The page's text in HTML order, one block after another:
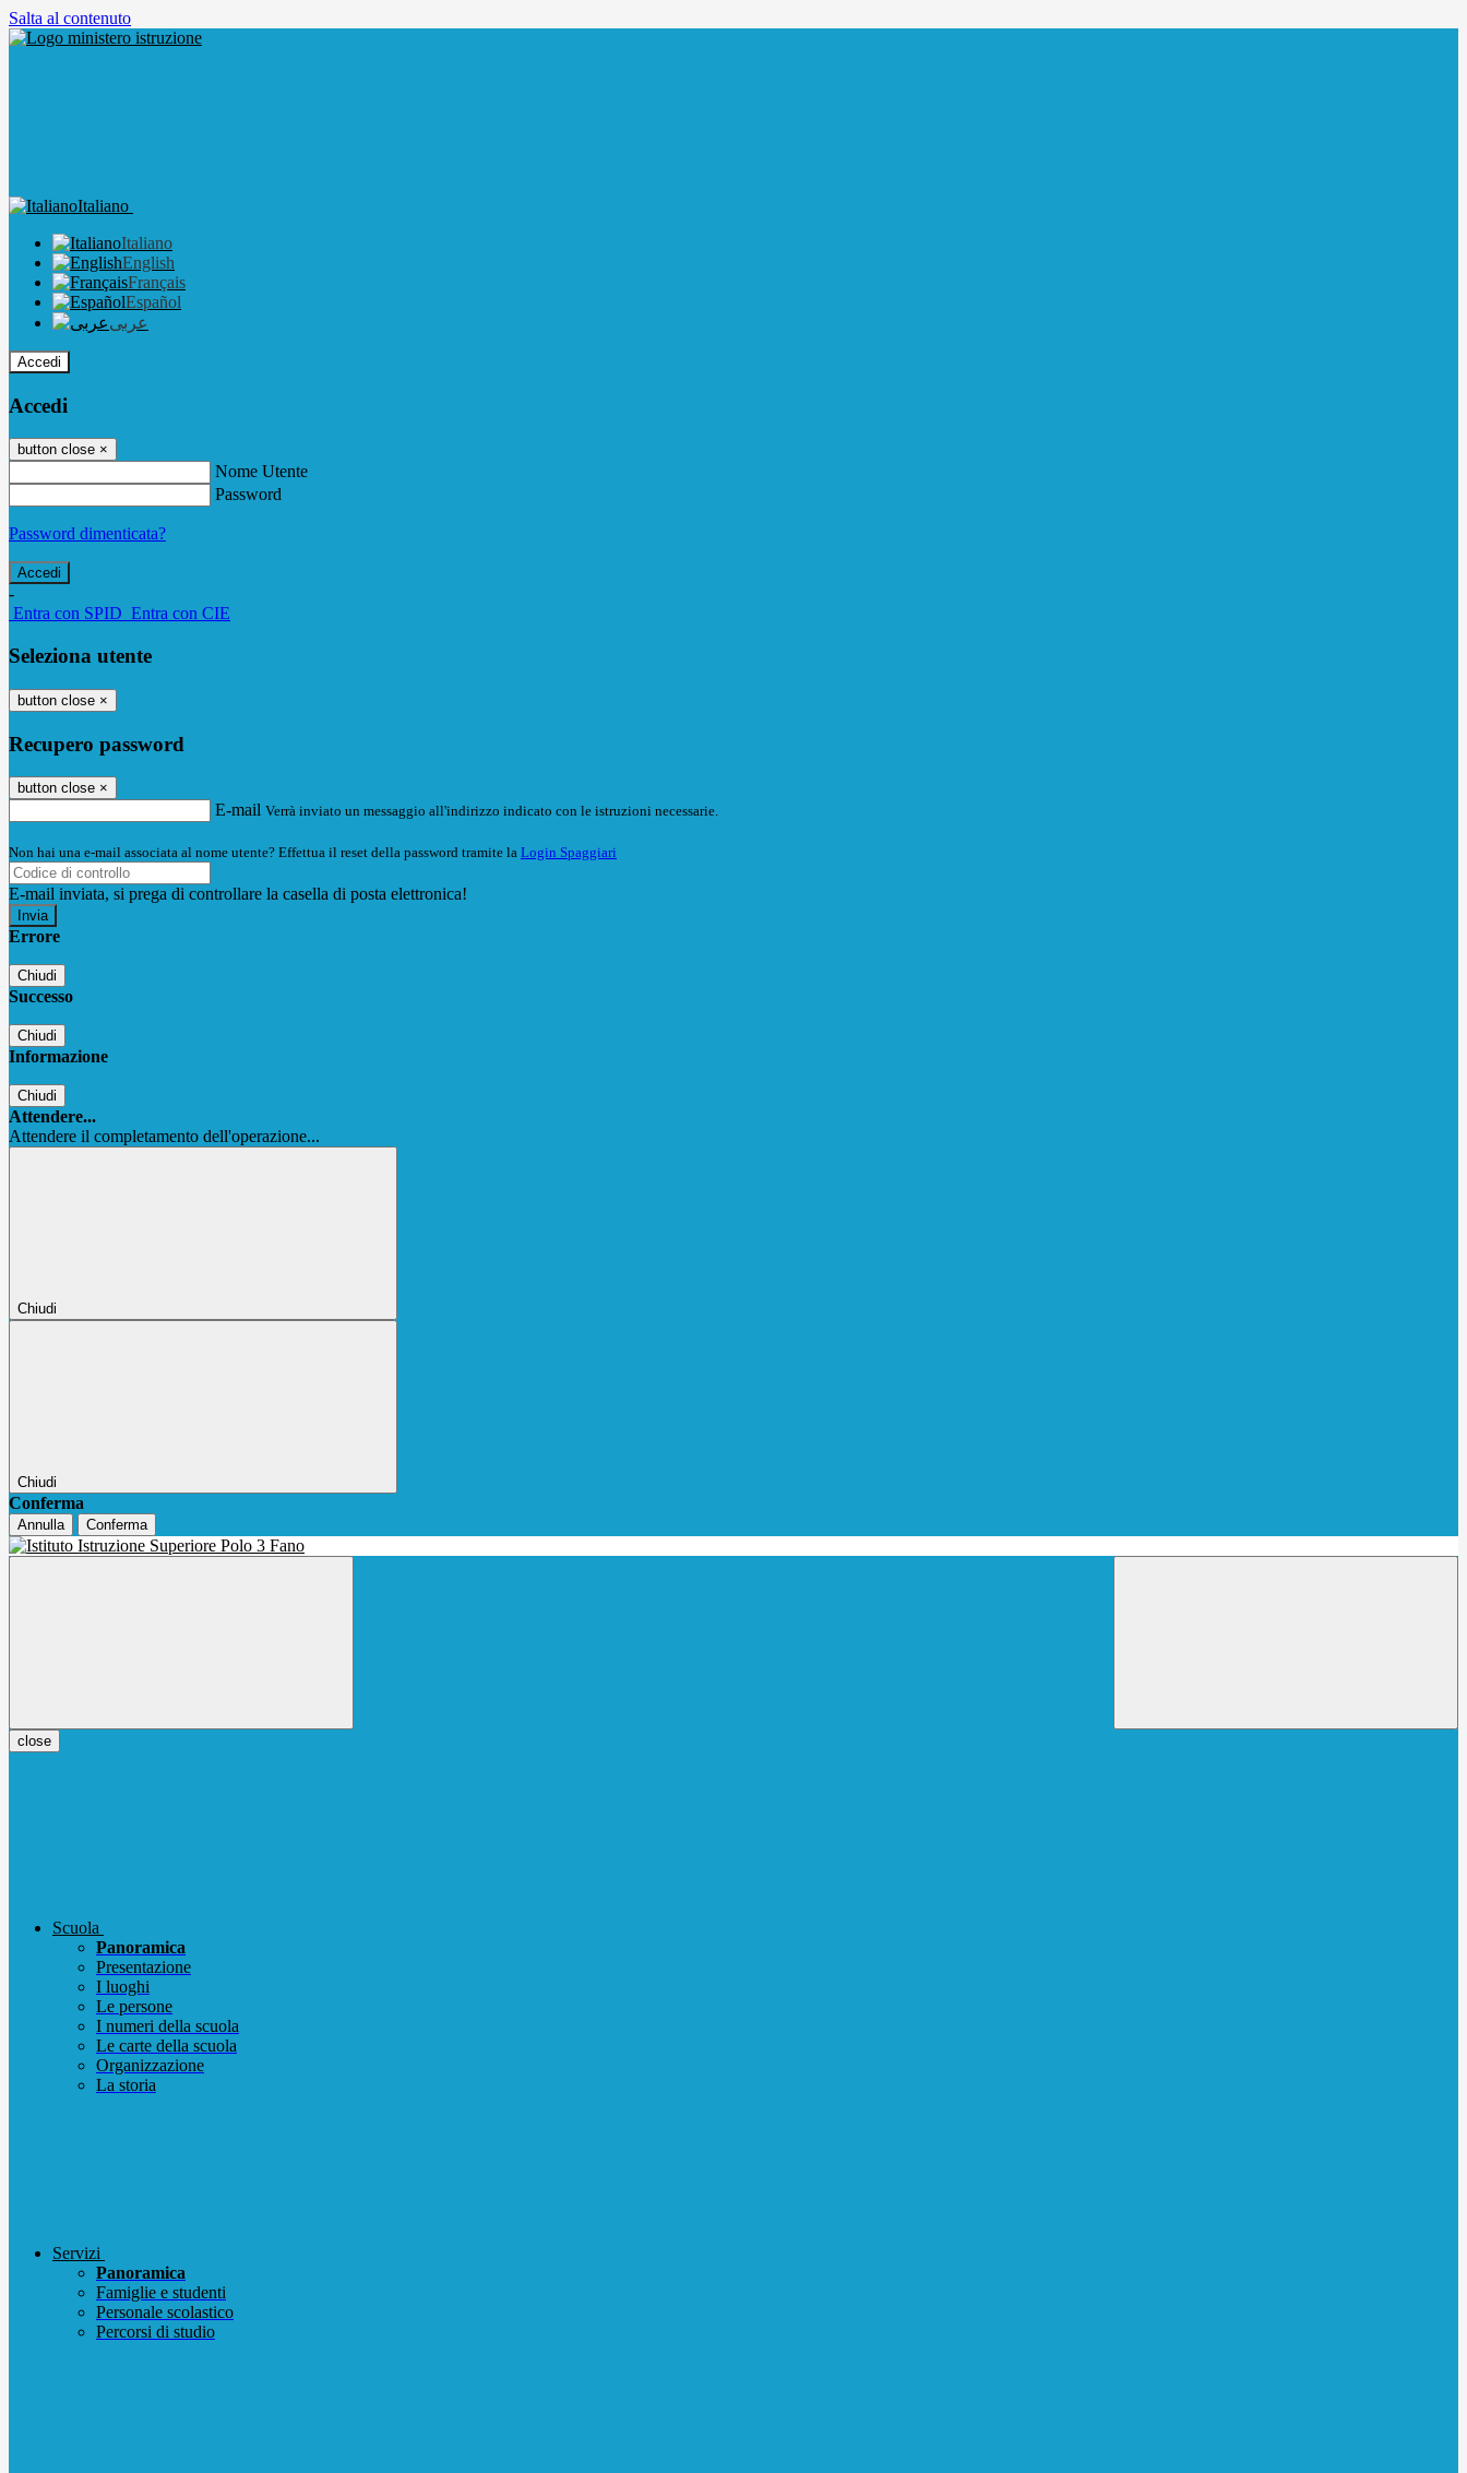
Salta al contenuto
Italiano
Italiano
English
Français
Español
عربى
Accedi
Accedi
button close ×
Nome Utente
Password
Password dimenticata?
-
Entra con SPID Entra con CIE
Seleziona utente
button close ×
Recupero password
button close ×
E-mail Verrà inviato un messaggio all'indirizzo indicato con le istruzioni necessarie.
Non hai una e-mail associata al nome utente? Effettua il reset della password tramite la Login Spaggiari
E-mail inviata, si prega di controllare la casella di posta elettronica!
Errore
Chiudi
Successo
Chiudi
Informazione
Chiudi
Attendere...
Attendere il completamento dell'operazione...
Chiudi
Chiudi
Conferma
Annulla Conferma
close
Scuola
Panoramica
Presentazione
I luoghi
Le persone
I numeri della scuola
Le carte della scuola
Organizzazione
La storia
Servizi
Panoramica
Famiglie e studenti
Personale scolastico
Percorsi di studio